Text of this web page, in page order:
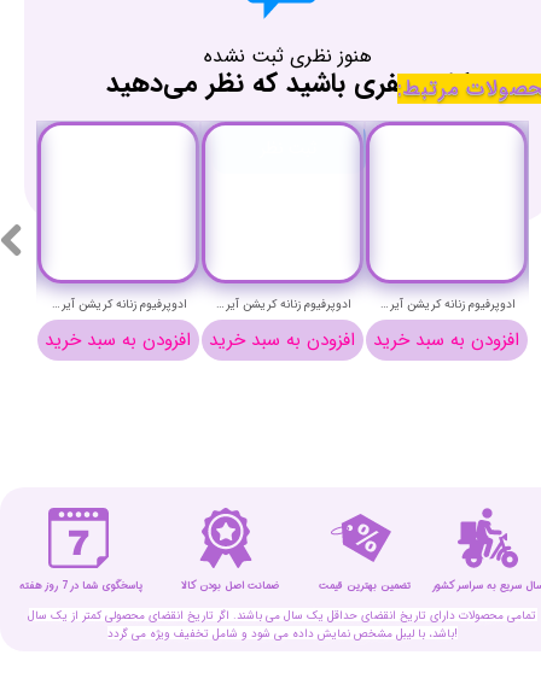
هنوز نظری ثبت نشده
اولین نفری باشید که نظر می‌دهید
افزودن به
ادوپرفیوم زنانه کریشن آیریس مدل کندی لاو - CREATION CANDY LOVE EAU DE PARFUM
افزودن به سبد خرید
ادوپرفیوم زنانه کریشن آیریس مدل میسترس - CREATION MISTRESS EAU DE PARFUM
افزودن به سبد خرید
ادوپرفیوم مردانه کریشن آیریس مدل هندسام - CREATION HANDSOME EAU DE PARFUM
به سبد خرید
مرتبط:
تمامی محصولات دارای تاریخ انقضای حداقل یک سال می باشند. اگر تاریخ انقضای محصولی کمتر از یک سال
باشد، با لیبل مشخص نمایش داده می شود و شامل تخفیف ویژه می گردد!
ضمانت اصل بودن کالا تضمین بهترین قیمت پاسخگوی شما در 7 روز هفته سریع به سراسر کشور